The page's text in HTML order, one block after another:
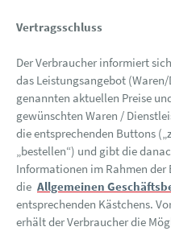
Vertragsschluss
Der Verbraucher informiert
das Leistungsangebot
genannten aktuellen Preise
gewünschten Waren /
die entsprechenden Buttons
„bestellen“) und gibt die
Informationen im Rahmen
die Allgemeinen
entsprechenden Kästchens.
erhält der Verbraucher die